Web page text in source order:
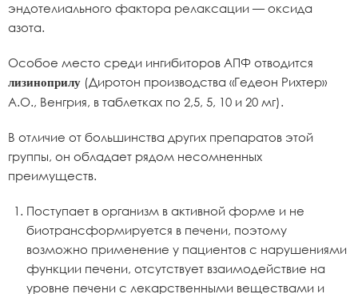
эндотелиального фактора релаксации — оксида
азота.
Особое место среди ингибиторов АПФ отводится
лизиноприлу (Диротон производства «Гедеон Рихтер»
А.О., Венгрия, в таблетках по 2,5, 5, 10 и 20 мг).
В отличие от большинства других препаратов этой
группы, он обладает рядом несомненных
преимуществ.
Поступает в организм в активной форме и не
биотрансформируется в печени, поэтому
возможно применение у пациентов с нарушениями
функции печени, отсутствует взаимодействие на
уровне печени с лекарственными веществами и